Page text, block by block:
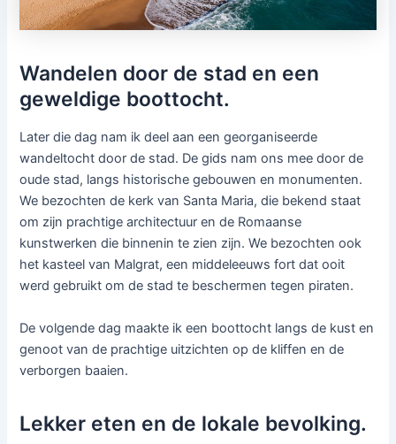
Wandelen door de stad en een
geweldige boottocht.
Later die dag nam ik deel aan een georganiseerde
wandeltocht door de stad. De gids nam ons mee door de
oude stad, langs historische gebouwen en monumenten.
We bezochten de kerk van Santa Maria, die bekend staat
om zijn prachtige architectuur en de Romaanse
kunstwerken die binnenin te zien zijn. We bezochten ook
het kasteel van Malgrat, een middeleeuws fort dat ooit
werd gebruikt om de stad te beschermen tegen piraten.
De volgende dag maakte ik een boottocht langs de kust en
genoot van de prachtige uitzichten op de kliffen en de
verborgen baaien.
Lekker eten en de lokale bevolking.